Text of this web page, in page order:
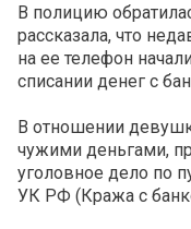
В полицию
рассказала, что
на ее телефон
списании денег с
В отношении
чужими деньгами,
уголовное дело по
УК РФ (Кража с